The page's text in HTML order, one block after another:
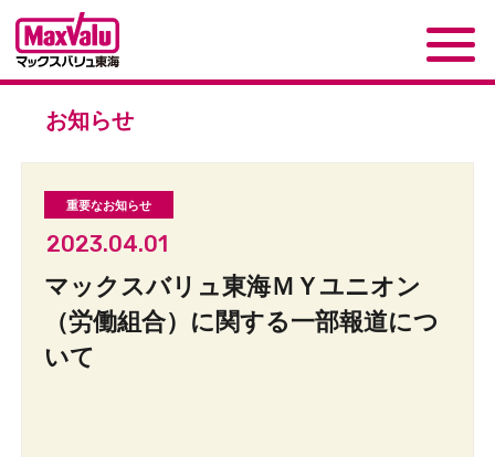
お知らせ
2023.04.01
マックスバリュ東海ＭＹユニオン
（労働組合）に関する一部報道につ
いて